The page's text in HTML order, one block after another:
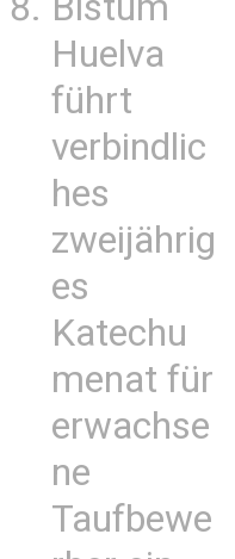
Huelva
führt
verbindlic
hes
zweijährig
es
Katechu
menat für
erwachse
ne
Taufbewe